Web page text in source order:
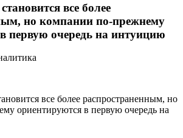
все более
но компании по-прежнему
первую очередь на интуицию